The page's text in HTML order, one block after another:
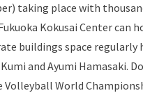
taking place with
Kokusai Center can
buildings space
and Ayumi
Volleyball World